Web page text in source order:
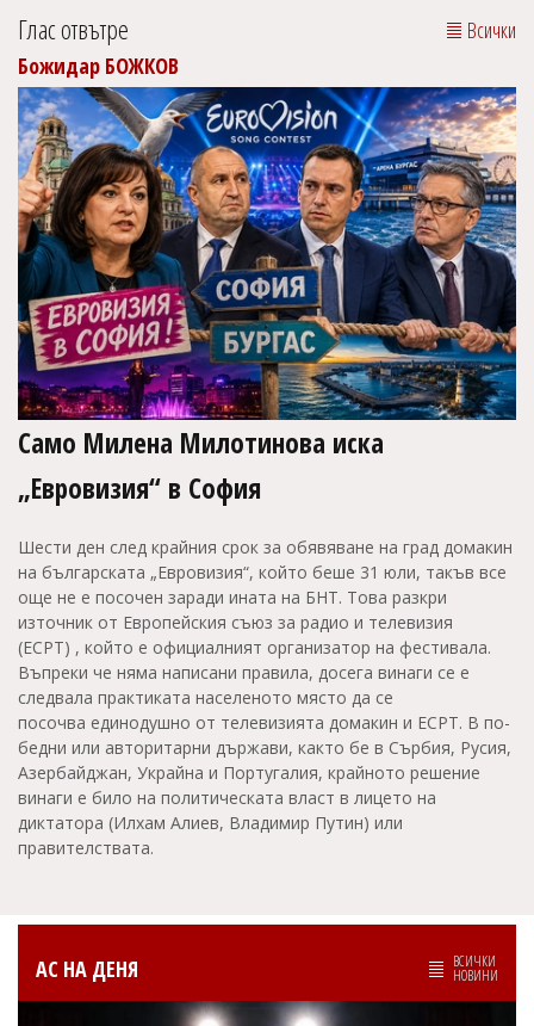
Глас отвътре
Всички
Божидар БОЖКОВ
Само Милена Милотинова иска
„Евровизия“ в София
Шести ден след крайния срок за обявяване на град домакин
на българската „Евровизия“, който беше 31 юли, такъв все
още не е посочен заради ината на БНТ. Това разкри
източник от Европейския съюз за радио и телевизия
(ЕСРТ) , който е официалният организатор на фестивала.
Въпреки че няма написани правила, досега винаги се е
следвала практиката населеното място да се
посочва единодушно от телевизията домакин и ЕСРТ. В по-
бедни или авторитарни държави, както бе в Сърбия, Русия,
Азербайджан, Украйна и Португалия, крайното решение
винаги е било на политическата власт в лицето на
диктатора (Илхам Алиев, Владимир Путин) или
правителствата.
АС НА ДЕНЯ ВСИЧКИ
НОВИНИ